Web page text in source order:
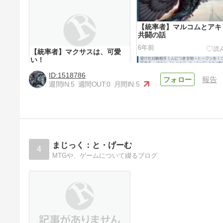
【統率者】マクサスは、可愛
い！
5年前
【統率者】マルコムとア
共闘の話
6年前
1518786
週間IN:5 週間OUT:0 月間IN:5
報告
4 まじっく：と・げーむ
MTGや、ゲームについて綴るブログ